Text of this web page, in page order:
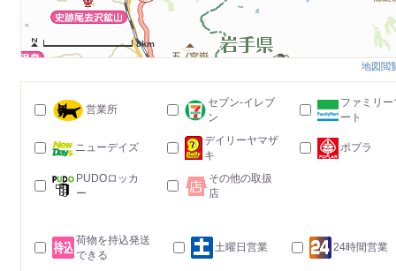
8km
地図閲
営業所
セブン-イレブ
ン
ファミリー
ート
ニューデイズ
デイリーヤマザ
キ
ポプラ
PUDOロッカ
ー
その他の取扱
店
荷物を持込発送
できる
土曜日営業 24時間営業